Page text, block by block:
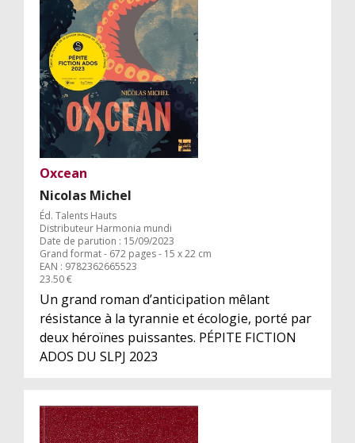
Oxcean
Nicolas Michel
Éd. Talents Hauts
Distributeur Harmonia mundi
Date de parution : 15/09/2023
Grand format - 672 pages - 15 x 22 cm
EAN : 9782362665523
23.50 €
Un grand roman d’anticipation mêlant
résistance à la tyrannie et écologie, porté par
deux héroïnes puissantes. PÉPITE FICTION
ADOS DU SLPJ 2023